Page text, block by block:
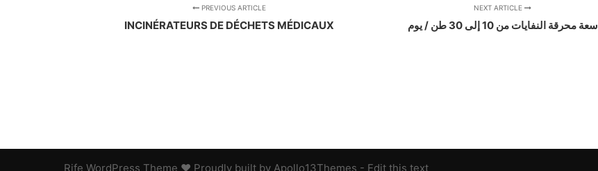
PREVIOUS ARTICLE
INCINÉRATEURS DE DÉCHETS MÉDICAUX
NEXT ARTICLE
سعة محرقة النفايات من 10 إلى 30 طن / يوم
Rife WordPress Theme ♥ Proudly built by Apollo13Themes - Edit this text